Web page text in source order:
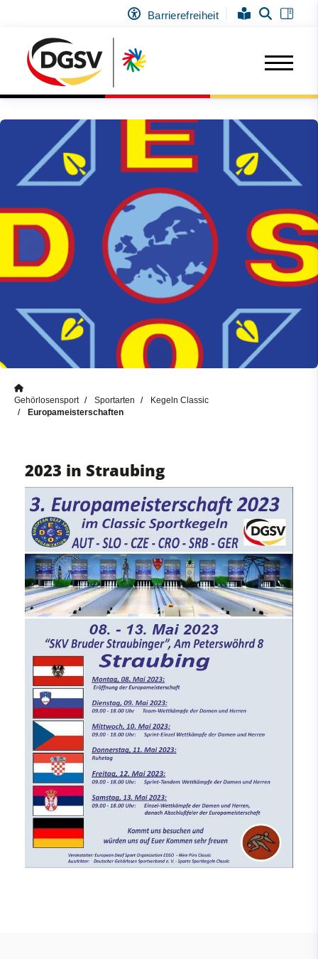
Barrierefreiheit
Gehörlosensport Sportarten
Kegeln Classic
Europameisterschaften
2023 in Straubing